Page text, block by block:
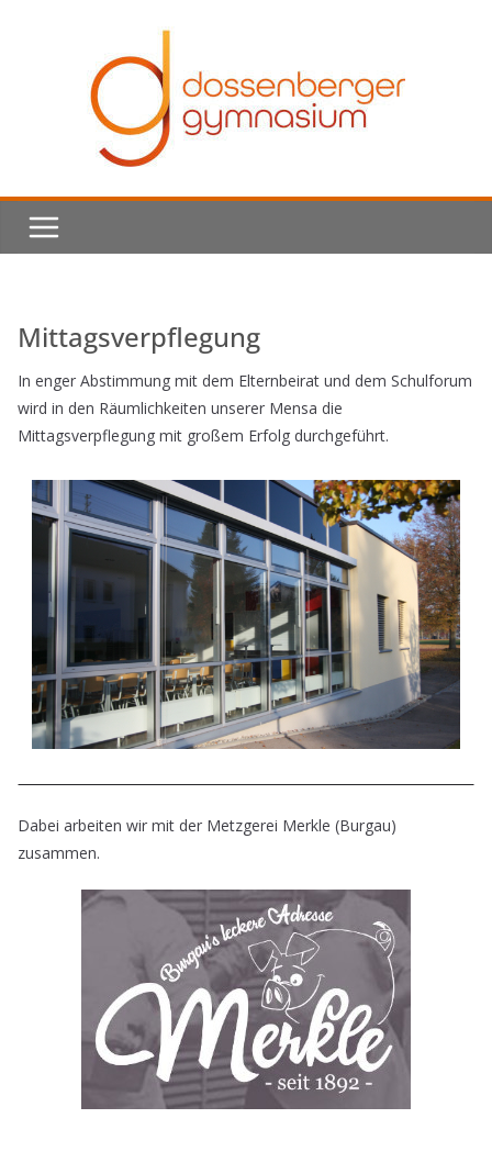
Mittagsverpflegung
In enger Abstimmung mit dem Elternbeirat und dem Schulforum
wird in den Räumlichkeiten unserer Mensa die
Mittagsverpflegung mit großem Erfolg durchgeführt.
Dabei arbeiten wir mit der Metzgerei Merkle (Burgau)
zusammen.